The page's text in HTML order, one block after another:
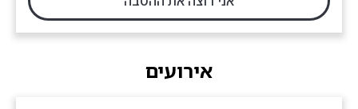
אירועים